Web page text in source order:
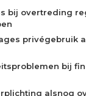
bij overtreding
privégebruik
bij
alsnog